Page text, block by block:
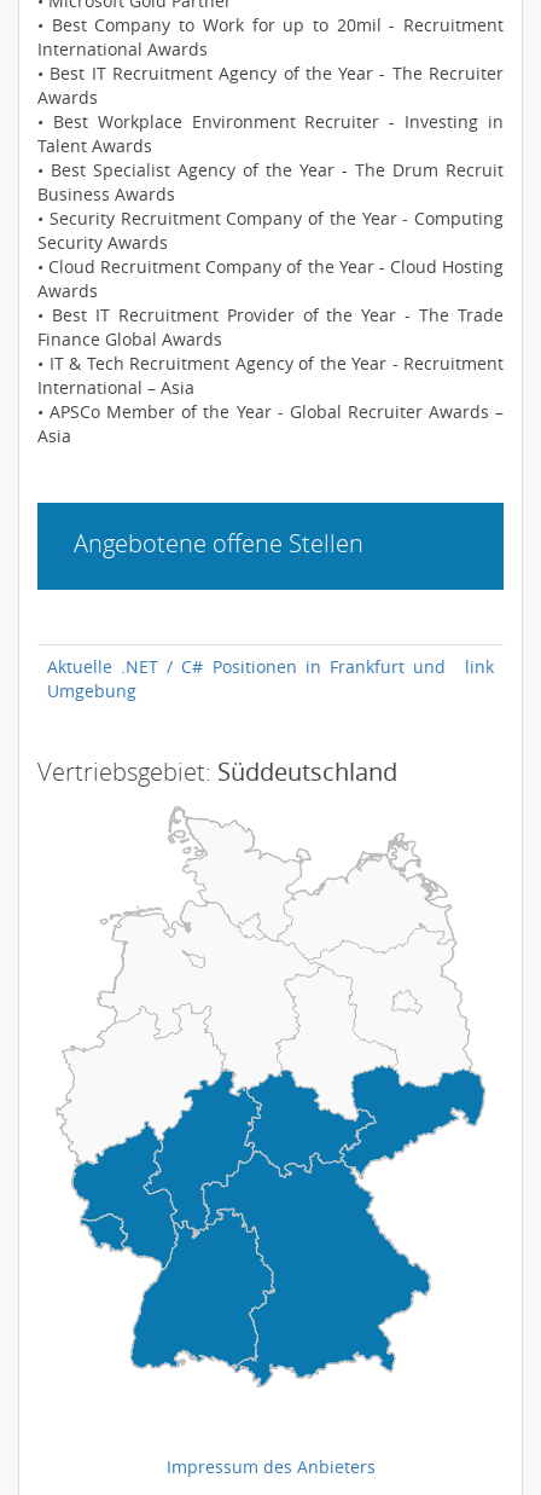
• Best Company to Work for up to 20mil - Recruitment
International Awards
• Best IT Recruitment Agency of the Year - The Recruiter
Awards
• Best Workplace Environment Recruiter - Investing in
Talent Awards
• Best Specialist Agency of the Year - The Drum Recruit
Business Awards
• Security Recruitment Company of the Year - Computing
Security Awards
• Cloud Recruitment Company of the Year - Cloud Hosting
Awards
• Best IT Recruitment Provider of the Year - The Trade
Finance Global Awards
• IT & Tech Recruitment Agency of the Year - Recruitment
International – Asia
• APSCo Member of the Year - Global Recruiter Awards –
Asia
Angebotene offene Stellen
Aktuelle .NET / C# Positionen in Frankfurt und
Umgebung
link
Vertriebsgebiet: Süddeutschland
Impressum des Anbieters